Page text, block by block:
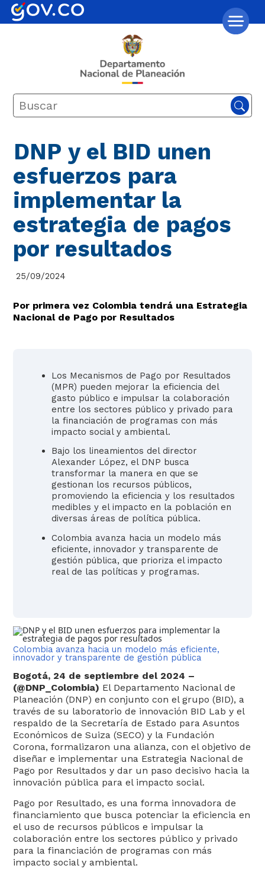
Transparencia y acceso a la
información pública
DNP y el BID unen
esfuerzos para
implementar la
estrategia de pagos
por resultados
25/09/2024
Por primera vez Colombia tendrá una Estrategia
Nacional de Pago por Resultados
Los Mecanismos de Pago por Resultados
(MPR) pueden mejorar la eficiencia del
gasto público e impulsar la colaboración
entre los sectores público y privado para
la financiación de programas con más
impacto social y ambiental.
Bajo los lineamientos del director
Alexander López, el DNP busca
transformar la manera en que se
gestionan los recursos públicos,
promoviendo la eficiencia y los resultados
medibles y el impacto en la población en
diversas áreas de política pública.
Colombia avanza hacia un modelo más
eficiente, innovador y transparente de
gestión pública, que prioriza el impacto
real de las políticas y programas.
​Colombia avanza hacia un modelo más eficiente,
innovador y transparente de gestión pública​
​​Bogotá, 24 de septiembre del 2024 –
(@DNP_Colombia) El Departamento Nacional de
Planeación (DNP) en conjunto con el grupo (BID), a
través de su laboratorio de innovación BID Lab y el
respaldo de la Secretaría de Estado para Asuntos
Económicos de Suiza (SECO) y la Fundación
Corona, formalizaron una alianza, con el objetivo de
diseñar e implementar una Estrategia Nacional de
Pago por Resultados y dar un paso decisivo hacia la
innovación pública para el impacto social.​
Pago por Resultado, es una forma innovadora de
financiamiento que busca potenciar la eficiencia en
el uso de recursos públicos e impulsar la
colaboración entre los sectores público y privado
para la financiación de programas con más
impacto social y ambiental.